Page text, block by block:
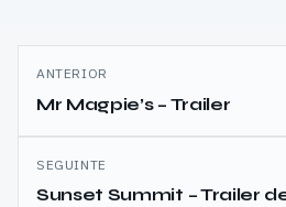
Navegação
de
artigos
ANTERIOR
Mr Magpie’s – Trailer
SEGUINTE
Sunset Summit – Trailer